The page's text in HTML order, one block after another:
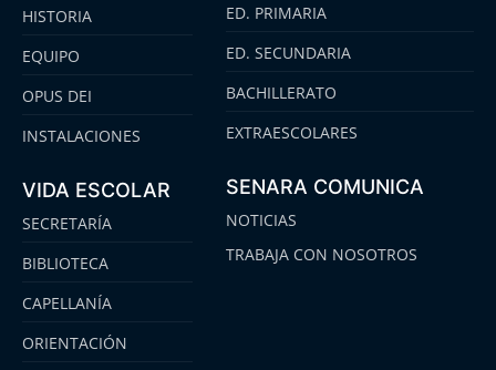
HISTORIA
EQUIPO
OPUS DEI
INSTALACIONES
VIDA ESCOLAR
SECRETARÍA
BIBLIOTECA
CAPELLANÍA
ORIENTACIÓN
ED. PRIMARIA
ED. SECUNDARIA
BACHILLERATO
EXTRAESCOLARES
SENARA COMUNICA
NOTICIAS
TRABAJA CON NOSOTROS